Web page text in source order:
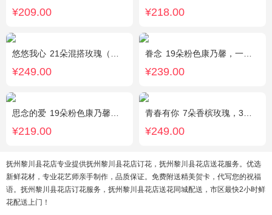
¥209.00 ¥218.00
悠悠我心 21朵混搭玫瑰（粉玫瑰+紫玫瑰），绿叶搭配
¥249.00
眷念 19朵粉色康乃馨，一条灯带，满天星、绿叶搭配
¥239.00
思念的爱 19朵粉色康乃馨，尤加利搭配
¥219.00
青春有你 7朵香槟玫瑰，3朵向日葵，一个绣球，桔梗、配花、配草搭配
¥249.00
抚州黎川县花店专业提供抚州黎川县花店订花，抚州黎川县花店送花服务。优选
新鲜花材，专业花艺师亲手制作，品质保证。免费附送精美贺卡，代写您的祝福
语。抚州黎川县花店订花服务，抚州黎川县花店送花同城配送，市区最快2小时鲜
花配送上门！